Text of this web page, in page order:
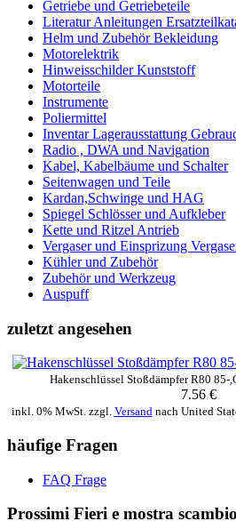
Getriebe und Getriebeteile
Literatur Anleitungen
Helm und Zubehör Bekleidung
Motorelektrik
Hinweisschilder Kunststoff
Motorteile
Instrumente
Poliermittel
Inventar Lagerausstattung
Radio , DWA und Navigation
Kabel, Kabelbäume und Schalter
Seitenwagen und Teile
Kardan,Schwinge und HAG
Spiegel Schlösser und Aufkleber
Kette und Ritzel Antrieb
Vergaser und Einsprizung
Kühler und Zubehör
Zubehör und Werkzeug
Auspuff
zuletzt angesehen
Hakenschlüssel Stoßdämpfer R80 85-
7.56 €
inkl. 0% MwSt. zzgl. Versandnach United
häufige Fragen
FAQ Frage
Prossimi Fieri e mostra